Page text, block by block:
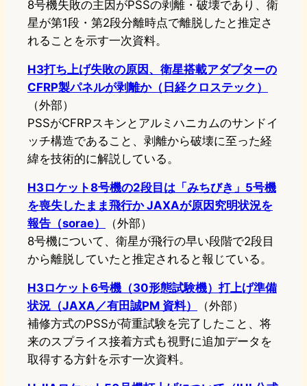
8号機失敗の主因がPSSの剥離・破壊であり、衛
星が第1段・第2段分離時点で離脱したと推定さ
れることを示す一次資料。
H3打ち上げ失敗の原因、衛星搭載アダプターの
CFRP製パネルが剥離か（日経クロステック）
（外部）
PSSがCFRPスキンとアルミハニカムのサンドイ
ッチ構造であること、剥離から破壊に至った経
緯を技術的に解説している。
H3ロケット8号機の2段目は「みちびき」5号機
を喪失したまま飛行か JAXAが原因究明状況を
報告（sorae）
（外部）
8号機について、衛星が飛行の早い段階で2段目
から離脱していたと推定されると報じている。
H3ロケット6号機（30形態試験機）打上げ準備
状況（JAXA／有田誠PM 資料）
（外部）
補修方式のPSSが荷重試験を完了したこと、将
来のスプライス接着方式も視野に追加データを
取得する方針を示す一次資料。